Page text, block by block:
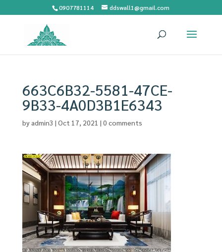
0907781114 ddswall1@gmail.com
663C6B32-5581-47CE-
9B33-4A0D3B1E6343
byadmin3 | Oct 17, 2021 | 0 comments